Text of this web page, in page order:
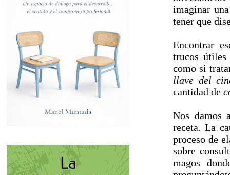
imaginar
tener que
Encontrar
trucos útiles
como si
llave del
cantidad de
Nos damos
receta. La
proceso de
sobre
magos